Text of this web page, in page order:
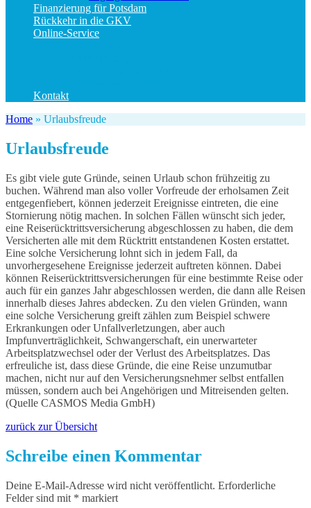
Finanzierung für Potsdam
Rückkehr in die GKV
Online-Service
Kontakt
Home » Urlaubsfreude
Urlaubsfreude
Es gibt viele gute Gründe, seinen Urlaub schon frühzeitig zu
buchen. Während man also voller Vorfreude der erholsamen Zeit
entgegenfiebert, können jederzeit Ereignisse eintreten, die eine
Stornierung nötig machen. In solchen Fällen wünscht sich jeder,
eine Reiserücktrittsversicherung abgeschlossen zu haben, die dem
Versicherten alle mit dem Rücktritt entstandenen Kosten erstattet.
Eine solche Versicherung lohnt sich in jedem Fall, da
unvorhergesehene Ereignisse jederzeit auftreten können. Dabei
können Reiserücktrittsversicherungen für eine bestimmte Reise oder
auch für ein ganzes Jahr abgeschlossen werden, die dann alle Reisen
innerhalb dieses Jahres abdecken. Zu den vielen Gründen, wann
eine solche Versicherung greift zählen zum Beispiel schwere
Erkrankungen oder Unfallverletzungen, aber auch
Impfunverträglichkeit, Schwangerschaft, ein unerwarteter
Arbeitsplatzwechsel oder der Verlust des Arbeitsplatzes. Das
erfreuliche ist, dass diese Gründe, die eine Reise unzumutbar
machen, nicht nur auf den Versicherungsnehmer selbst entfallen
müssen, sondern auch bei Angehörigen und Mitreisenden gelten.
(Quelle CASMOS Media GmbH)
zurück zur Übersicht
Schreibe einen Kommentar
Deine E-Mail-Adresse wird nicht veröffentlicht. Erforderliche
Felder sind mit * markiert